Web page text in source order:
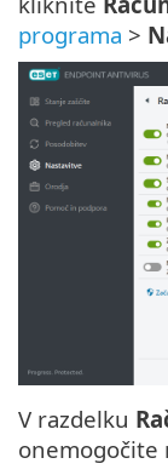
programa >
V razdelku
onemogočite